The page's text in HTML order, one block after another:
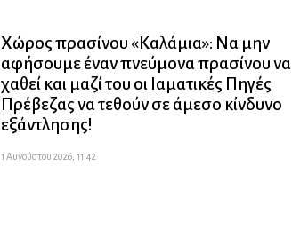
Χώρος πρασίνου «Καλάμια»: Να μην
αφήσουμε έναν πνεύμονα πρασίνου να
χαθεί και μαζί του οι Ιαματικές Πηγές
Πρέβεζας να τεθούν σε άμεσο κίνδυνο
εξάντλησης!
1 Αυγούστου 2026, 11:42